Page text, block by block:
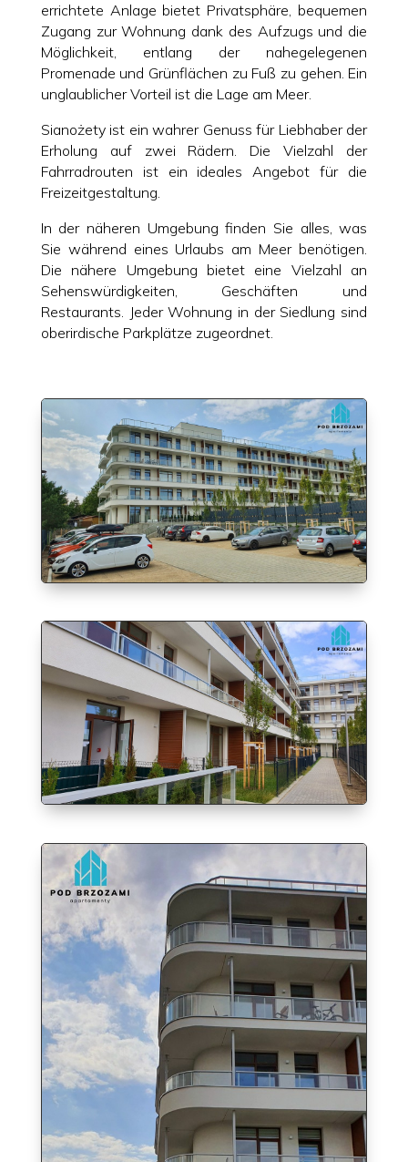
errichtete Anlage bietet Privatsphäre, bequemen
Zugang zur Wohnung dank des Aufzugs und die
Möglichkeit, entlang der nahegelegenen
Promenade und Grünflächen zu Fuß zu gehen. Ein
unglaublicher Vorteil ist die Lage am Meer.
Sianożety ist ein wahrer Genuss für Liebhaber der
Erholung auf zwei Rädern. Die Vielzahl der
Fahrradrouten ist ein ideales Angebot für die
Freizeitgestaltung.
In der näheren Umgebung finden Sie alles, was
Sie während eines Urlaubs am Meer benötigen.
Die nähere Umgebung bietet eine Vielzahl an
Sehenswürdigkeiten, Geschäften und
Restaurants. Jeder Wohnung in der Siedlung sind
oberirdische Parkplätze zugeordnet.